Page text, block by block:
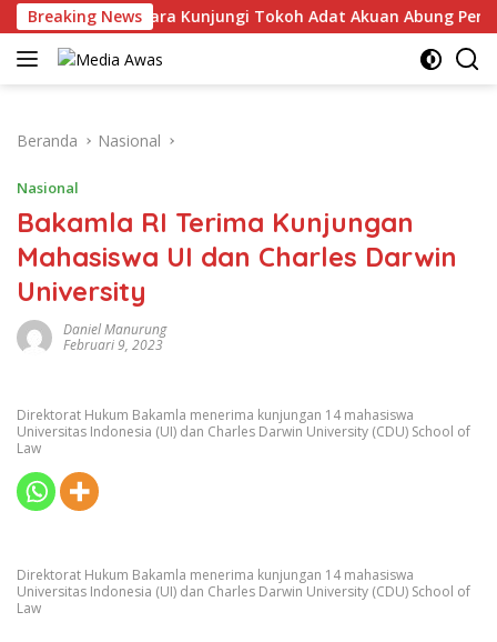
Langsung
ke
konten
Breaking News
Lampung Utara Kunjungi Tokoh Adat Akuan Abung
Beranda Nasional
Nasional
Bakamla RI Terima Kunjungan
Mahasiswa UI dan Charles Darwin
University
Daniel Manurung
Februari 9, 2023
Direktorat Hukum Bakamla menerima kunjungan 14 mahasiswa
Universitas Indonesia (UI) dan Charles Darwin University (CDU) School of
Law
Direktorat Hukum Bakamla menerima kunjungan 14 mahasiswa
Universitas Indonesia (UI) dan Charles Darwin University (CDU) School of
Law